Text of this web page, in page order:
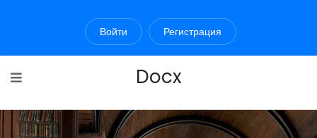
Войти Регистрация
Docx